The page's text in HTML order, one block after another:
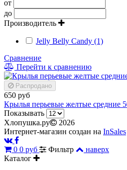
от
до
Производитель
Jelly Belly Candy (1)
Сравнение
Перейти к сравнению
Распродано
650 руб
Крылья перьевые желтые средние
Показывать
Хлопушка.ру
2026
Интернет-магазин создан на InSales
0 0 руб Фильтр
наверх
Каталог